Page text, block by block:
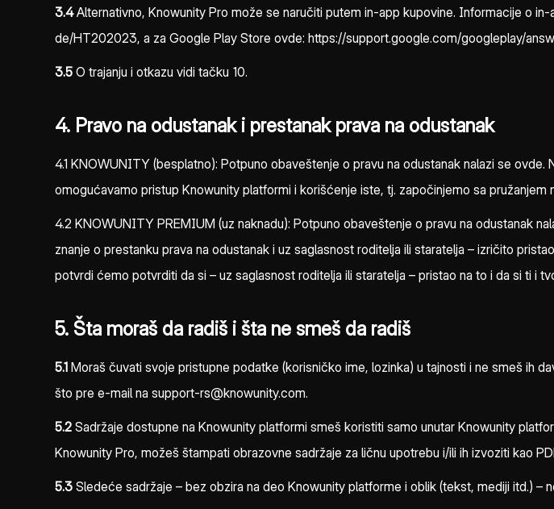
3.4Alternativno, Knowunity Pro može se naručiti putem in-app kupovine. Informacije o
de/HT202023, a za Google Play Store ovde: https://support.google.com/googleplay/
3.5O trajanju i otkazu vidi tačku 10.
4. Pravo na odustanak i prestanak prava na odustanak
4.1 KNOWUNITY (besplatno): Potpuno obaveštenje o pravu na odustanak nalazi se
omogućavamo pristup Knowunity platformi i korišćenje iste, tj. započinjemo sa pružanjem
4.2 KNOWUNITY PREMIUM (uz naknadu): Potpuno obaveštenje o pravu na odustanak
znanje o prestanku prava na odustanak i uz saglasnost roditelja ili staratelja – izričito
potvrdi ćemo potvrditi da si – uz saglasnost roditelja ili staratelja – pristao na to i da si ti i
5. Šta moraš da radiš i šta ne smeš da radiš
5.1Moraš čuvati svoje pristupne podatke (korisničko ime, lozinka) u tajnosti i ne smeš ih
što pre e-mail na support-rs@knowunity.com.
5.2Sadržaje dostupne na Knowunity platformi smeš koristiti samo unutar Knowunity
Knowunity Pro, možeš štampati obrazovne sadržaje za ličnu upotrebu i/ili ih izvoziti kao
5.3Sledeće sadržaje – bez obzira na deo Knowunity platforme i oblik (tekst, mediji itd.) –